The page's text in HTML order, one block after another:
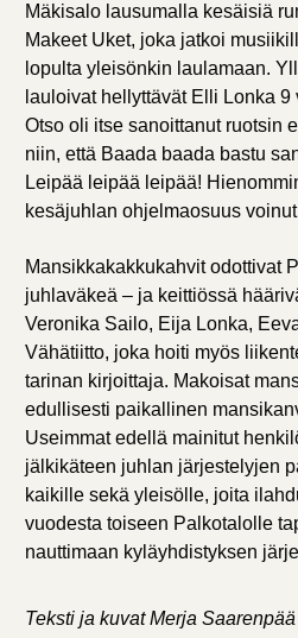
Mäkisalo lausumalla kesäisiä
Makeet Uket, joka jatkoi
lopulta yleisönkin laulamaan.
lauloivat hellyttävät Elli Lonka 9
Otso oli itse sanoittanut ruotsin
niin, että Baada baada bastu
Leipää leipää leipää!
kesäjuhlan ohjelmaosuus
Mansikkakakkukahvit odottivat
juhlaväkeä – ja keittiössä
Veronika Sailo, Eija Lonka,
Vähätiitto, joka hoiti myös
tarinan kirjoittaja. Makoisat
edullisesti paikallinen
Useimmat edellä mainitut
jälkikäteen juhlan järjestelyjen
kaikille sekä yleisölle, joita
vuodesta toiseen Palkotalolle
nauttimaan kyläyhdistyksen
Teksti ja kuvat Merja Saarenpää